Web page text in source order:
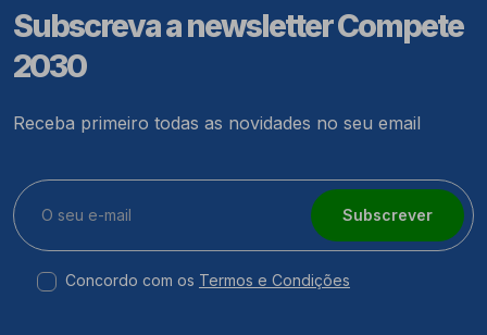
Subscreva a newsletter Compete
2030
Receba primeiro todas as novidades no seu email
Subscrever
Concordo com os Termos e Condições